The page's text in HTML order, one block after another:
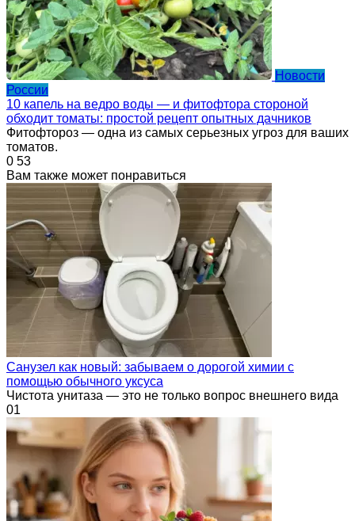
Новости
России
10 капель на ведро воды — и фитофтора стороной
обходит томаты: простой рецепт опытных дачников
Фитофтороз — одна из самых серьезных угроз для ваших
томатов.
0 53
Вам также может понравиться
Санузел как новый: забываем о дорогой химии с
помощью обычного уксуса
Чистота унитаза — это не только вопрос внешнего вида
01